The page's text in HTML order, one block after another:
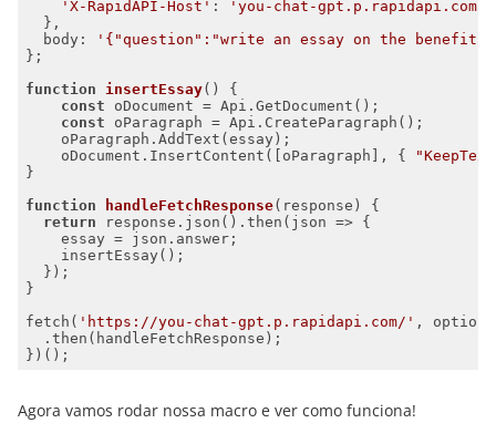
'X-RapidAPI-Host' :
'you-chat-gpt.p.rapidapi.com'
body :
'{"question":"write an essay on the benefits of
function
insertEssay( )
const
const
    oDocument.InsertContent([oParagraph], {
function
handleFetchResponse( response )
return response.json().then( json =>
fetch( 'https://you-chat-gpt.p.rapidapi.com/'
})();
Agora vamos rodar nossa macro e ver como funciona!